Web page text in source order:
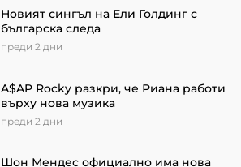
Новият сингъл на Ели Голдинг с
българска следа
преди 2 дни
A$AP Rocky разкри, че Риана работи
върху нова музика
преди 2 дни
Шон Мендес официално има нова